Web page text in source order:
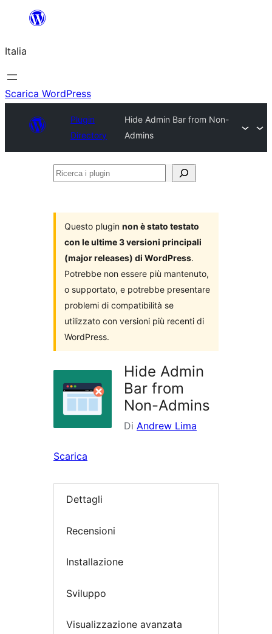
contenuto
Italia
Scarica WordPress
Plugin
Directory
Hide Admin Bar from Non-
Admins
Ricerca
Questo plugin non è stato testato
con le ultime 3 versioni principali
(major releases) di WordPress.
Potrebbe non essere più mantenuto,
o supportato, e potrebbe presentare
problemi di compatibilità se
utilizzato con versioni più recenti di
WordPress.
Hide Admin
Bar from
Non-Admins
Di Andrew Lima
Scarica
Dettagli
Recensioni
Installazione
Sviluppo
Visualizzazione avanzata